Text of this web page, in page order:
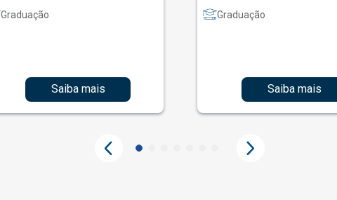
Graduação
Saiba mais
Graduação
Saiba mais